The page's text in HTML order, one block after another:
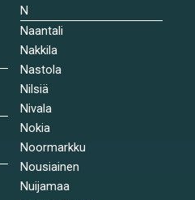
N
Naantali
Nakkila
Nastola
Nilsiä
Nivala
Nokia
Noormarkku
Nousiainen
Nuijamaa